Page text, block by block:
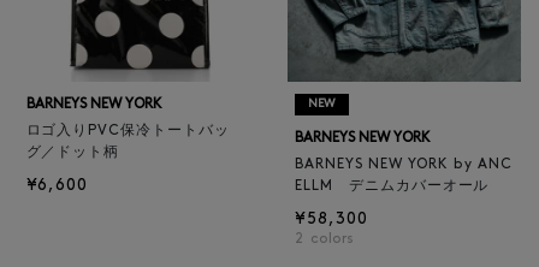
BARNEYS NEW YORK
ロゴ入りPVC保冷トートバッ
グ／ドット柄
¥6,600
NEW
BARNEYS NEW YORK
BARNEYS NEW YORK by ANC
ELLM デニムカバーオール
¥58,300
2 colors